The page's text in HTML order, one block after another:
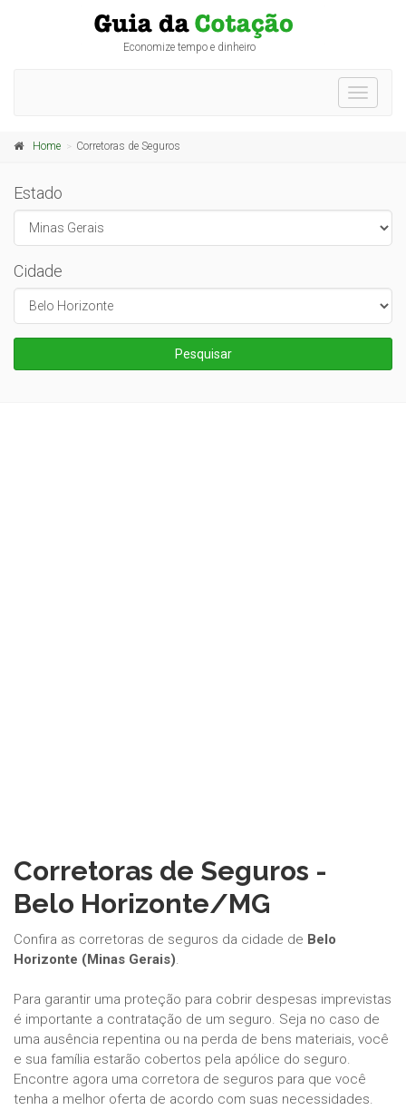
Economize tempo e dinheiro
Toggle
Home Corretoras de Seguros
Estado
Cidade
Pesquisar
Corretoras de Seguros -
Belo Horizonte/MG
Confira as corretoras de seguros da cidade de Belo
Horizonte (Minas Gerais).
Para garantir uma proteção para cobrir despesas imprevistas
é importante a contratação de um seguro. Seja no caso de
uma ausência repentina ou na perda de bens materiais, você
e sua família estarão cobertos pela apólice do seguro.
Encontre agora uma corretora de seguros para que você
tenha a melhor oferta de acordo com suas necessidades.